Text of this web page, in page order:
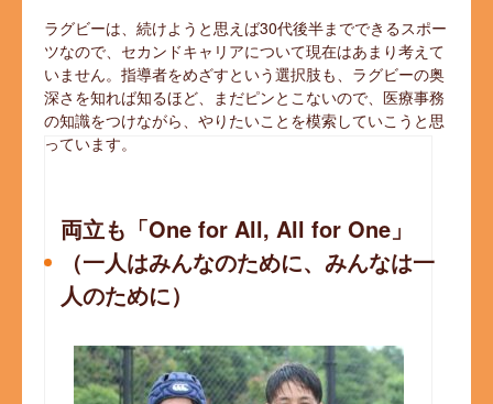
ラグビーは、続けようと思えば30代後半までできるスポー
ツなので、セカンドキャリアについて現在はあまり考えて
いません。指導者をめざすという選択肢も、ラグビーの奥
深さを知れば知るほど、まだピンとこないので、医療事務
の知識をつけながら、やりたいことを模索していこうと思
っています。
両立も「One for All, All for One」
（一人はみんなのために、みんなは一
人のために）